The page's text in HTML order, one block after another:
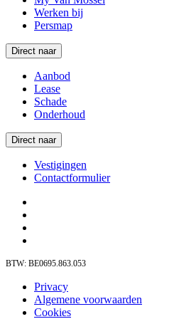
Werken bij
Persmap
Direct naar
Aanbod
Lease
Schade
Onderhoud
Direct naar
Vestigingen
Contactformulier
BTW: BE0695.863.053
Privacy
Algemene voorwaarden
Cookies